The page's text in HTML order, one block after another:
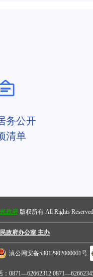
务公开
清单
政府 版权所有 All Rights
政府办公室 主办
滇公网安备53012902000001号
：0871—62662312